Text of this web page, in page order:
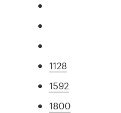
1128
1592
1800